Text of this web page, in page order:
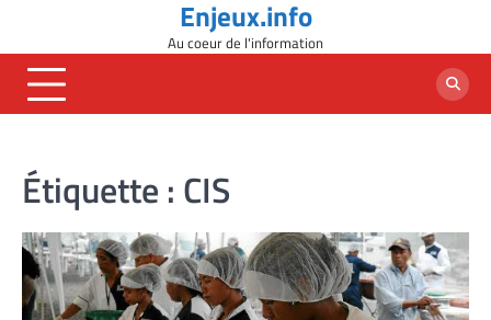
content
Enjeux.info
Au coeur de l'information
Étiquette : CIS